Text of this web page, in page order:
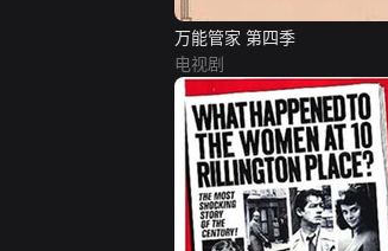
万能管家 第四季
电视剧